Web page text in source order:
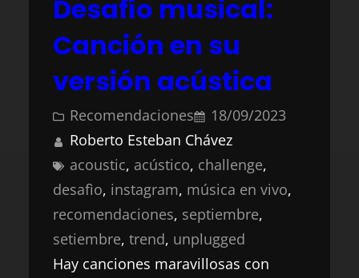
Desafío musical:
Canción en su
versión acústica
Recomendaciones
18/09/2023
Roberto Esteban Chávez
acoustic, acústico, challenge
desafìo, instagram, música en vivo
recomendaciones, septiembre
setiembre, trend, unplugged
Hay canciones maravillosas con